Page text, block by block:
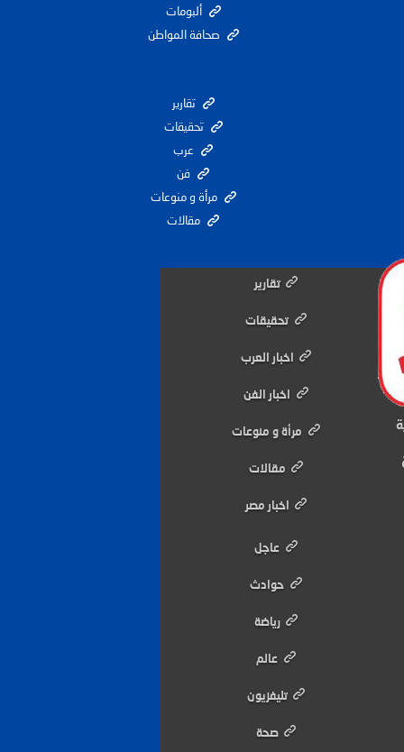
ألبومات
صحافة المواطن
تقارير
تحقيقات
عرب
فن
مرأة و منوعات
مقالات
تقارير
تحقيقات
اخبار العرب
اخبار الفن
مرأة و منوعات
مقالات
اخبار مصر
عاجل
حوادث
رياضة
عالم
تليفزيون
صحة